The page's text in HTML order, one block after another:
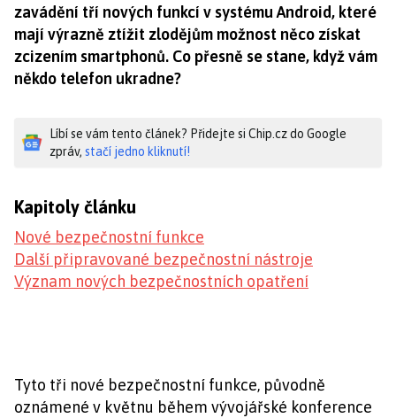
zavádění tří nových funkcí v systému Android, které
mají výrazně ztížit zlodějům možnost něco získat
zcizením smartphonů. Co přesně se stane, když vám
někdo telefon ukradne?
Líbí se vám tento článek? Přidejte si Chip.cz do Google
zpráv, stačí jedno kliknutí!
Kapitoly článku
Nové bezpečnostní funkce
Další připravované bezpečnostní nástroje
Význam nových bezpečnostních opatření
Tyto tři nové bezpečnostní funkce, původně
oznámené v květnu během vývojářské konference